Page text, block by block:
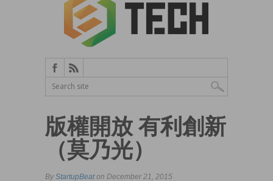
版權開放 有利創新
（莫乃光）
By StartupBeaton December 21, 2015